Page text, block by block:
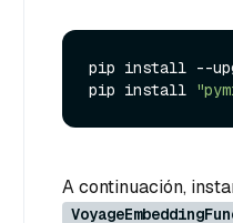
pip install --
pip install
A continuación,